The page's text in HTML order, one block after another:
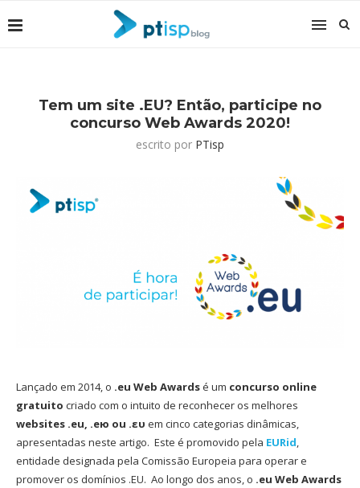
Tem um site .EU? Então, participe no
concurso Web Awards 2020!
escrito por PTisp
Lançado em 2014, o .eu Web Awardsé um concurso online
gratuito criado com o intuito de reconhecer os melhores
websites .eu, .ею ou .ευ em cinco categorias dinâmicas,
apresentadas neste artigo. Este é promovido pela EURid,
entidade designada pela Comissão Europeia para operar e
promover os domínios .EU. Ao longo dos anos, o .eu Web Awards